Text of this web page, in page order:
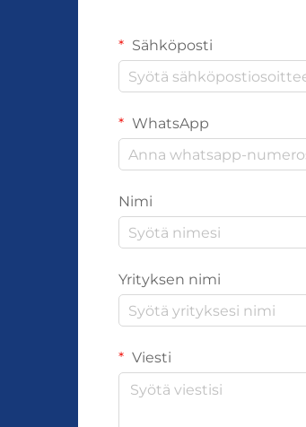
Sähköposti
WhatsApp
Nimi
Yrityksen nimi
Viesti